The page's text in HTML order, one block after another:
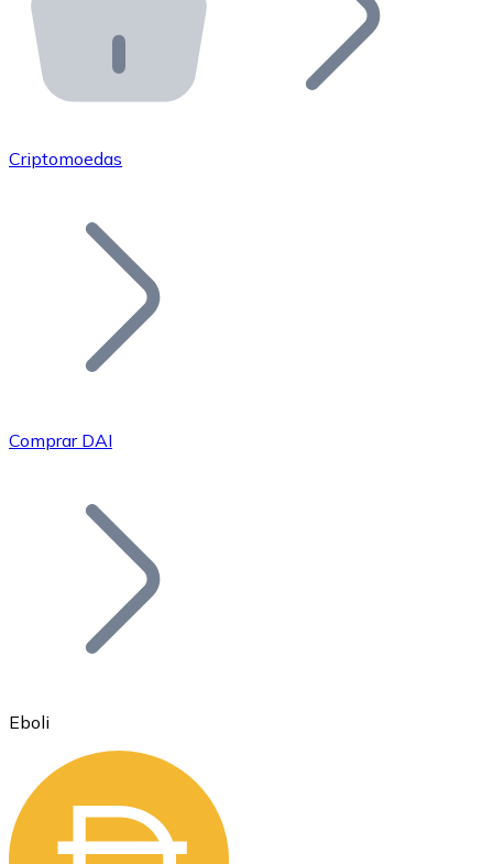
API Bitnovo
Integre nossa API no seu ecossistema.
Junte-se à nossa rede de revendedores e comercialize
Adicione o token do seu projeto ao nosso serviço de
Bitcoin
Criptomoedas
Comprar DAI
Eboli